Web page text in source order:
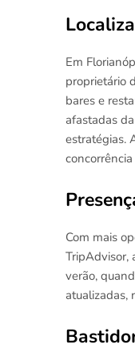
Em
proprietário
bares e
afastadas
estratégias.
Com mais
TripAdvisor,
verão,
atualizadas,